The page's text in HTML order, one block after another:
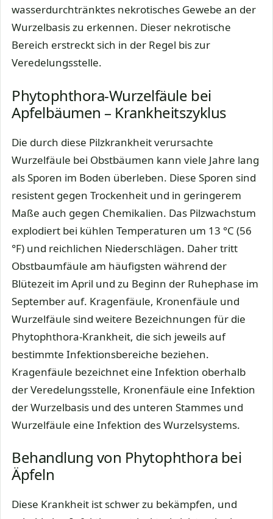
wasserdurchtränktes nekrotisches Gewebe an der
Wurzelbasis zu erkennen. Dieser nekrotische
Bereich erstreckt sich in der Regel bis zur
Veredelungsstelle.
Phytophthora-Wurzelfäule bei
Apfelbäumen – Krankheitszyklus
Die durch diese Pilzkrankheit verursachte
Wurzelfäule bei Obstbäumen kann viele Jahre lang
als Sporen im Boden überleben. Diese Sporen sind
resistent gegen Trockenheit und in geringerem
Maße auch gegen Chemikalien. Das Pilzwachstum
explodiert bei kühlen Temperaturen um 13 °C (56
°F) und reichlichen Niederschlägen. Daher tritt
Obstbaumfäule am häufigsten während der
Blütezeit im April und zu Beginn der Ruhephase im
September auf. Kragenfäule, Kronenfäule und
Wurzelfäule sind weitere Bezeichnungen für die
Phytophthora-Krankheit, die sich jeweils auf
bestimmte Infektionsbereiche beziehen.
Kragenfäule bezeichnet eine Infektion oberhalb
der Veredelungsstelle, Kronenfäule eine Infektion
der Wurzelbasis und des unteren Stammes und
Wurzelfäule eine Infektion des Wurzelsystems.
Behandlung von Phytophthora bei
Äpfeln
Diese Krankheit ist schwer zu bekämpfen, und